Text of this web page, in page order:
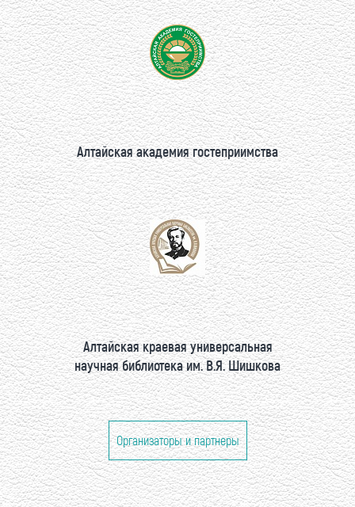
Алтайская академия гостеприимства
Алтайская краевая универсальная
научная библиотека им. В.Я. Шишкова
Организаторы и партнеры